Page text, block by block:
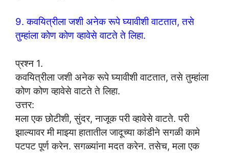
9. कवयित्रीला जशी अनेक रूपे घ्यावीशी वाटतात, तसे
तुम्हांला कोण कोण व्हावेसे वाटते ते लिहा.
प्रश्न 1.
कवयित्रीला जशी अनेक रूपे घ्यावीशी वाटतात, तसे तुम्हांला
कोण कोण व्हावेसे वाटते ते लिहा.
उत्तर:
मला एक छोटीशी, सुंदर, नाजूक परी व्हावेसे वाटते. परी
झाल्यावर मी माझ्या हातातील जादूच्या कांडीने सगळी कामे
पटपट पूर्ण करेन. सगळ्यांना मदत करेन. तसेच, मला एक